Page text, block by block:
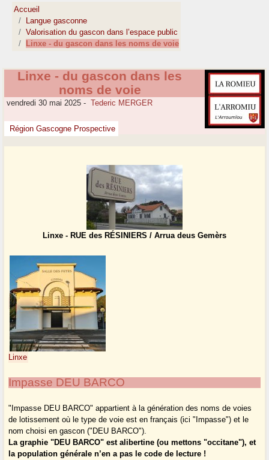
Accueil
Langue gasconne
Valorisation du gascon dans l’espace public
Linxe - du gascon dans les noms de voie
Linxe - du gascon dans les
noms de voie
vendredi 30 mai 2025 - Tederic MERGER
Région Gascogne Prospective
Linxe - RUE des RÉSINIERS / Arrua deus Gemèrs
Linxe
Impasse DEU BARCO
"Impasse DEU BARCO" appartient à la génération des noms de voies
de lotissement où le type de voie est en français (ici "Impasse") et le
nom choisi en gascon ("DEU BARCO").
La graphie "DEU BARCO" est alibertine (ou mettons "occitane"), et
la population générale n’en a pas le code de lecture !